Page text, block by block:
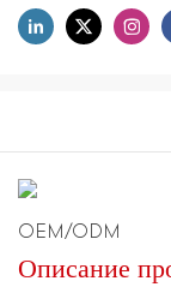
OEM/ODM
Описание